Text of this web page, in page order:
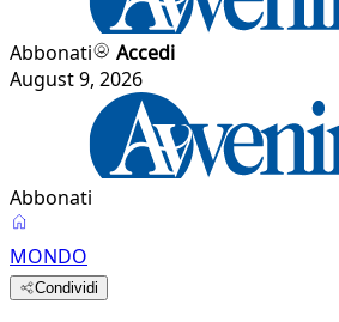
Abbonati
Accedi
August 9, 2026
Abbonati
MONDO
Condividi